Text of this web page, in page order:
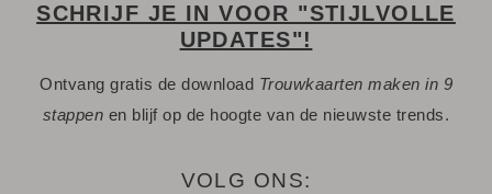
- Tijdens het bestellen kies je uit meerdere formaten,
verschillende papiersoorten en één van de 20+ kleuren
enveloppen.
- Bij de 1e proefdruk ontvang je een proefsetje met staaltjes
SCHRIJF JE IN VOOR "STIJLVOLLE
UPDATES"!
Ontvang gratis de download Trouwkaarten maken in 9
stappen en blijf op de hoogte van de nieuwste trends.
VOLG ONS: